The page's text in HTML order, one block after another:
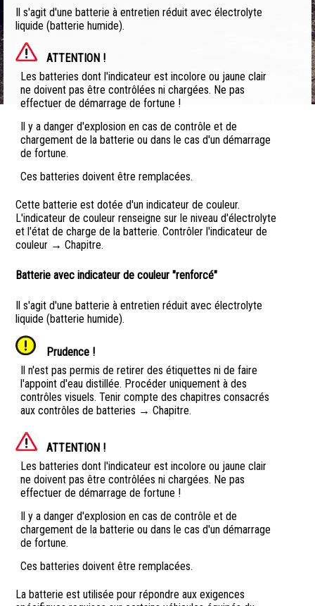
Il s'agit d'une batterie à entretien réduit avec électrolyte
liquide (batterie humide).
ATTENTION !
Les batteries dont l'indicateur est incolore ou jaune clair
ne doivent pas être contrôlées ni chargées. Ne pas
effectuer de démarrage de fortune !
Il y a danger d'explosion en cas de contrôle et de
chargement de la batterie ou dans le cas d'un démarrage
de fortune.
Ces batteries doivent être remplacées.
Cette batterie est dotée d'un indicateur de couleur.
L'indicateur de couleur renseigne sur le niveau d'électrolyte
et l'état de charge de la batterie. Contrôler l'indicateur de
couleur → Chapitre.
Batterie avec indicateur de couleur "renforcé"
Il s'agit d'une batterie à entretien réduit avec électrolyte
liquide (batterie humide).
Prudence !
Il n'est pas permis de retirer des étiquettes ni de faire
l'appoint d'eau distillée. Procéder uniquement à des
contrôles visuels. Tenir compte des chapitres consacrés
aux contrôles de batteries → Chapitre.
ATTENTION !
Les batteries dont l'indicateur est incolore ou jaune clair
ne doivent pas être contrôlées ni chargées. Ne pas
effectuer de démarrage de fortune !
Il y a danger d'explosion en cas de contrôle et de
chargement de la batterie ou dans le cas d'un démarrage
de fortune.
Ces batteries doivent être remplacées.
La batterie est utilisée pour répondre aux exigences